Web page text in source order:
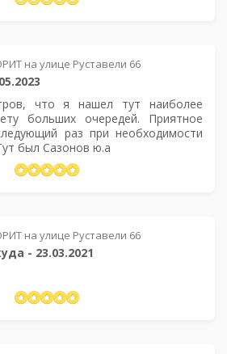
на улице Руставели 66
что я нашел тут наиболее
больших очередей. Приятное
раз при необходимости
был Сазонов ю.а
на улице Руставели 66
- 23.03.2021